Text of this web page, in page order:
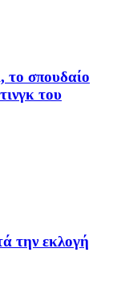
το σπουδαίο
του
την εκλογή